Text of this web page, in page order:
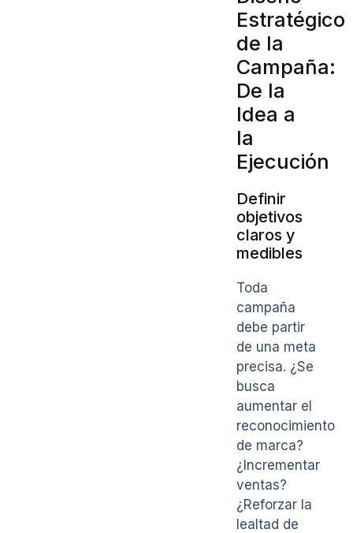
Estratégico
de la
Campaña:
De la
Idea a
la
Ejecución
Definir
objetivos
claros y
medibles
Toda
campaña
debe partir
de una meta
precisa. ¿Se
busca
aumentar el
reconocimiento
de marca?
¿Incrementar
ventas?
¿Reforzar la
lealtad de